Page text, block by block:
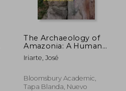
The Archaeology of
Amazonia: A Human
History (en Inglés)
Iriarte, José
Bloomsbury Academic,
Tapa Blanda, Nuevo